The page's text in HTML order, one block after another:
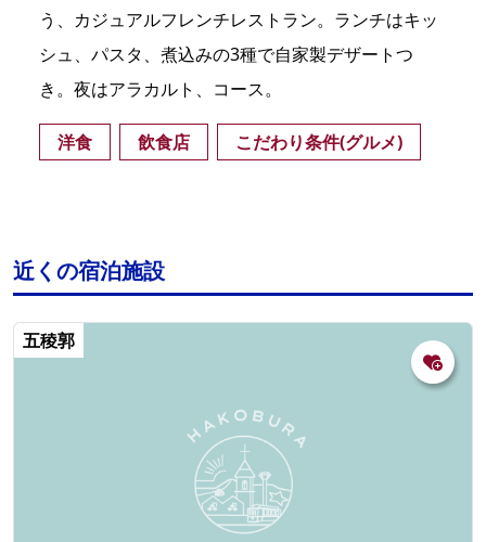
う、カジュアルフレンチレストラン。ランチはキッ
シュ、パスタ、煮込みの3種で自家製デザートつ
き。夜はアラカルト、コース。
洋食 飲食店 こだわり条件(グルメ)
近くの宿泊施設
五稜郭